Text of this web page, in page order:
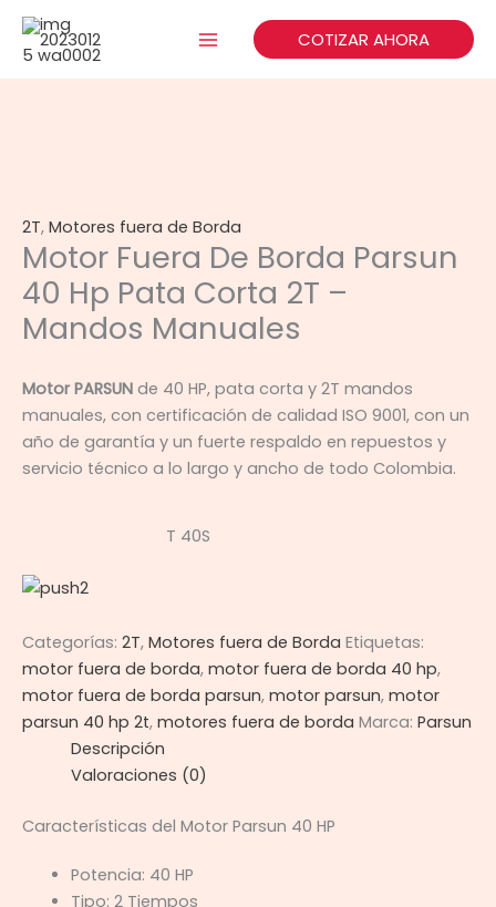
contenido
COTIZAR AHORA
2T, Motores fuera de Borda
Motor Fuera De Borda Parsun
40 Hp Pata Corta 2T –
Mandos Manuales
Motor PARSUN de 40 HP, pata corta y 2T mandos
manuales, con certificación de calidad ISO 9001, con un
año de garantía y un fuerte respaldo en repuestos y
servicio técnico a lo largo y ancho de todo Colombia.
T 40S
Categorías: 2T, Motores fuera de Borda Etiquetas:
motor fuera de borda, motor fuera de borda 40 hp,
motor fuera de borda parsun, motor parsun, motor
parsun 40 hp 2t, motores fuera de borda Marca: Parsun
Descripción
Valoraciones (0)
Características del Motor Parsun 40 HP
Potencia: 40 HP
Tipo: 2 Tiempos